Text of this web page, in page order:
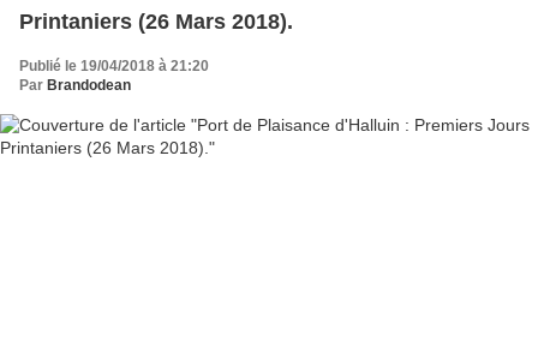
Printaniers (26 Mars 2018).
Publié le 19/04/2018 à 21:20
Par Brandodean